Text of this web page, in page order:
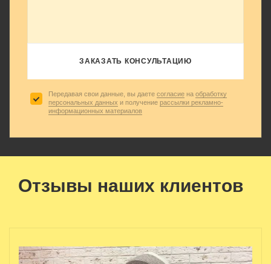
ЗАКАЗАТЬ КОНСУЛЬТАЦИЮ
Передавая свои данные, вы даете согласие на обработку
персональных данных и получение рассылки рекламно-
информационных материалов
Отзывы наших клиентов